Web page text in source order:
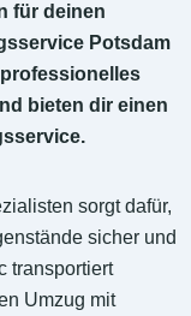
für deinen
Potsdam
bieten dir einen
sorgt dafür,
sicher und
transportiert
Umzug mit